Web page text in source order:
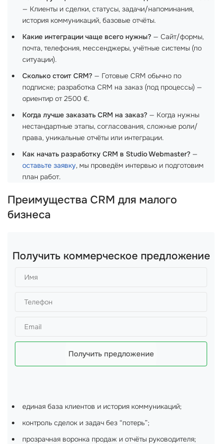
— Клиенты и сделки, статусы, задачи/напоминания,
история коммуникаций, базовые отчёты.
Какие интеграции чаще всего нужны? — Сайт/формы,
почта, телефония, мессенджеры, учётные системы (по
ситуации).
Сколько стоит CRM? — Готовые CRM обычно по
подписке; разработка CRM на заказ (под процессы) —
ориентир от 2500 €.
Когда лучше заказать CRM на заказ? — Когда нужны
нестандартные этапы, согласования, сложные роли/
права, уникальные отчёты или интеграции.
Как начать разработку CRM в Studio Webmaster? —
оставьте заявку, мы проведём интервью и подготовим
план работ.
Преимущества CRM для малого
бизнеса
Получить коммерческое предложение
Получить предложение
единая база клиентов и история коммуникаций;
контроль сделок и задач без “потерь”;
прозрачная воронка продаж и отчёты руководителя;